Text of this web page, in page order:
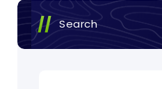
Search